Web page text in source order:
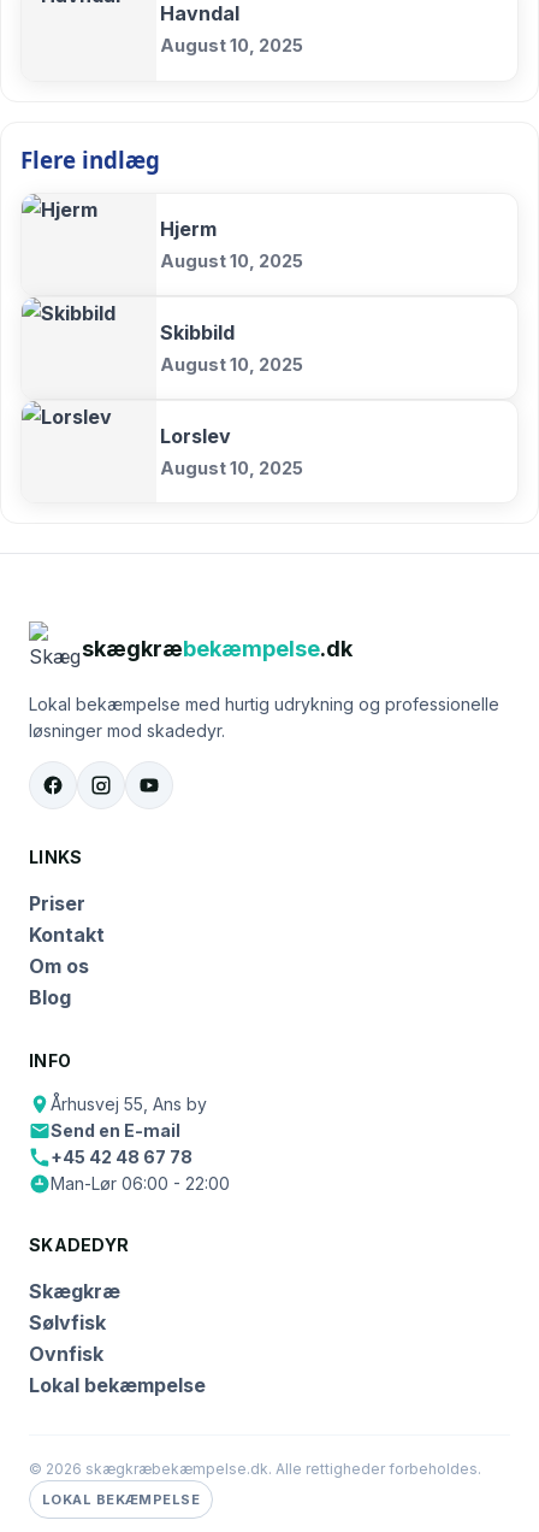
Havndal
August 10, 2025
Flere indlæg
Hjerm
August 10, 2025
Skibbild
August 10, 2025
Lorslev
August 10, 2025
skægkræbekæmpelse.dk
Lokal bekæmpelse med hurtig udrykning og professionelle
løsninger mod skadedyr.
LINKS
Priser
Kontakt
Om os
Blog
INFO
Århusvej 55, Ans by
Send en E-mail
+45 42 48 67 78
Man-Lør 06:00 - 22:00
SKADEDYR
Skægkræ
Sølvfisk
Ovnfisk
Lokal bekæmpelse
© 2026 skægkræbekæmpelse.dk. Alle rettigheder forbeholdes.
LOKAL BEKÆMPELSE